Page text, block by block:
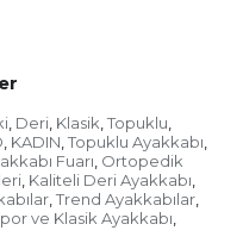
, Deri, Klasik, Topuklu,
, KADIN, Topuklu Ayakkabı,
Fuarı, Ortopedik
, Kaliteli Deri Ayakkabı,
, Trend Ayakkabılar,
ve Klasik Ayakkabı,